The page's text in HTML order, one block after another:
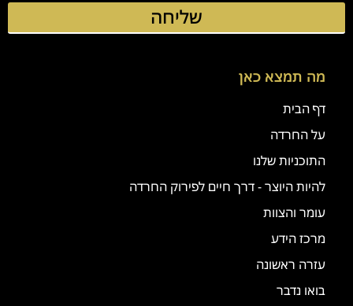
שליחה
מה תמצא כאן
דף הבית
על החרדה
התוכניות שלנו
להיות היוצר - דרך חיים לפירוק החרדה
עומר והצוות
מרכז הידע
עזרה ראשונה
בואו נדבר